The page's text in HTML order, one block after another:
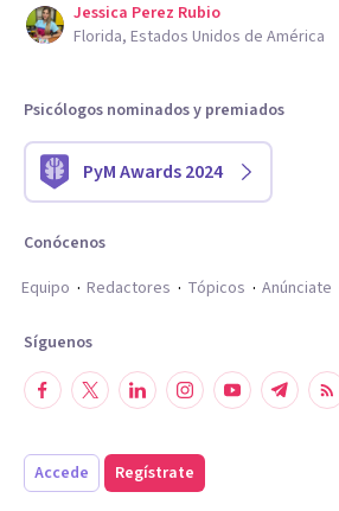
Jessica Perez Rubio
Florida, Estados Unidos de América
Psicólogos nominados y premiados
PyM Awards 2024
Conócenos
Equipo
Redactores Tópicos Anúnciate
Síguenos
Accede Regístrate